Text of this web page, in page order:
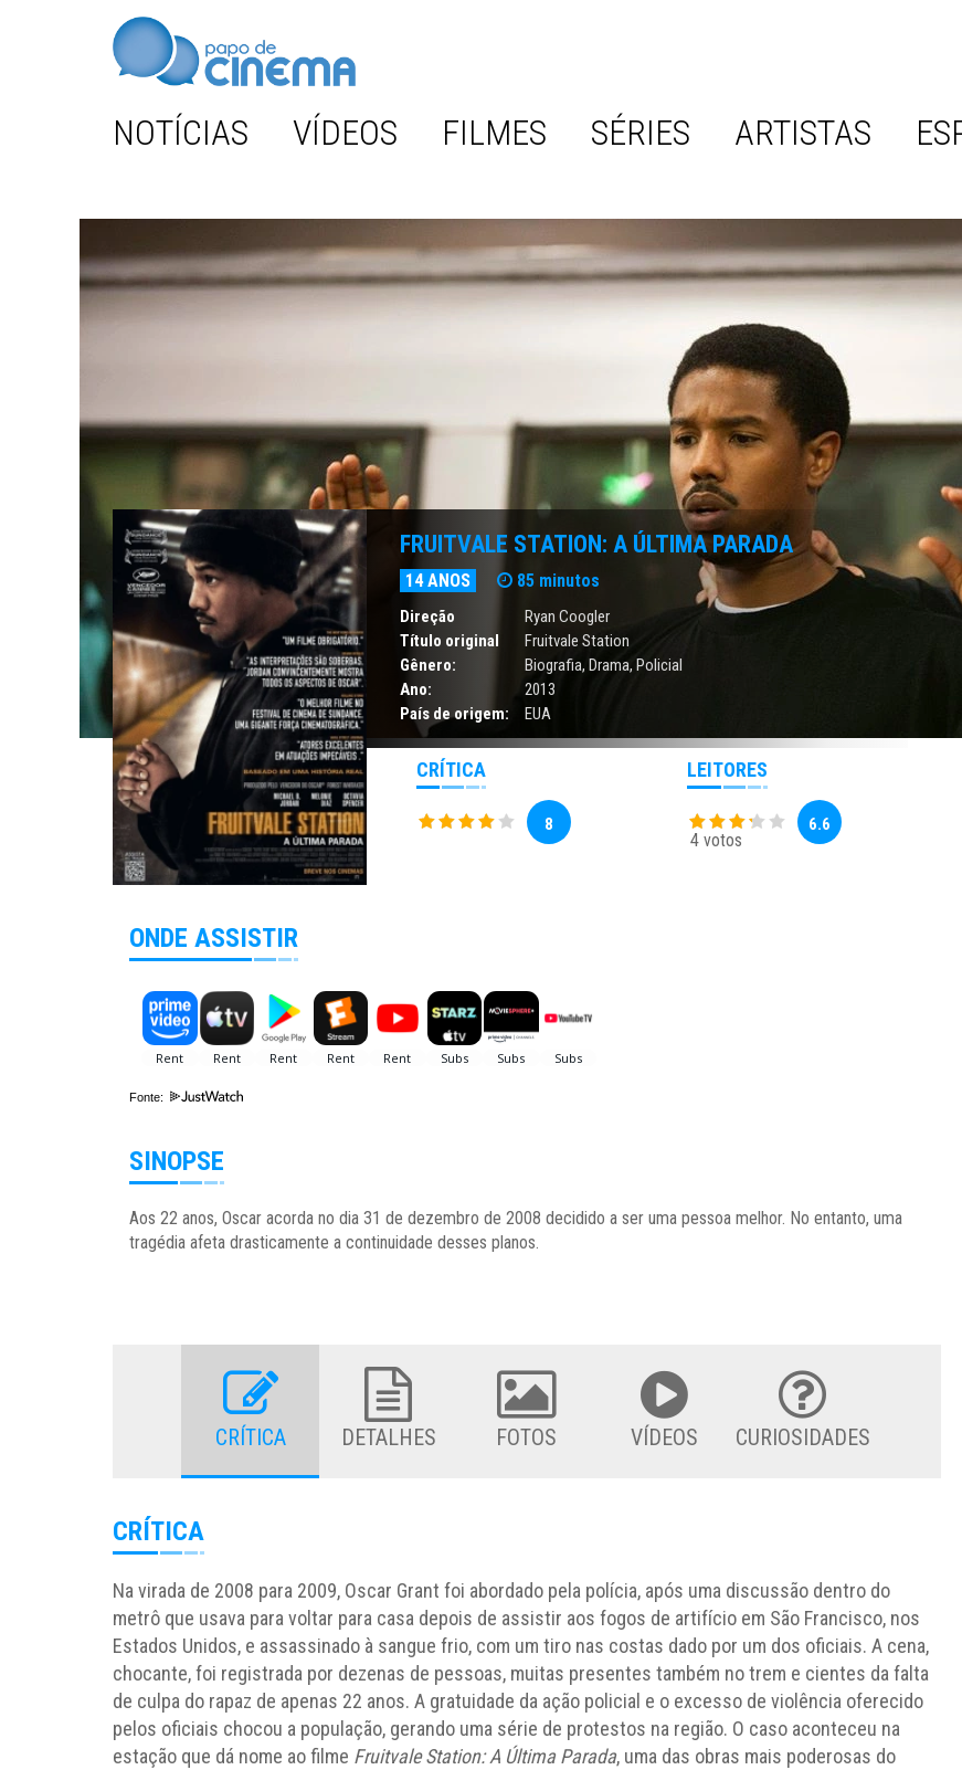
NOTÍCIAS VÍDEOS FILMES SÉRIES ARTISTAS
FRUITVALE STATION: A ÚLTIMA PARADA
14 ANOS 85 minutos
Direção
Ryan Coogler
Título original
Fruitvale Station
Gênero:
Biografia,Drama,Policial
Ano:
2013
País de origem:
EUA
CRÍTICA
8
LEITORES
4 votos
6.6
ONDE ASSISTIR
Fonte:
SINOPSE
Aos 22 anos, Oscar acorda no dia 31 de dezembro de 2008 decidido a ser uma pessoa melhor. No entanto, uma
tragédia afeta drasticamente a continuidade desses planos.
CRÍTICA DETALHES FOTOS VÍDEOS CURIOSIDADES
CRÍTICA
Na virada de 2008 para 2009, Oscar Grant foi abordado pela polícia, após uma discussão dentro do
metrô que usava para voltar para casa depois de assistir aos fogos de artifício em São Francisco, nos
Estados Unidos, e assassinado à sangue frio, com um tiro nas costas dado por um dos oficiais. A cena,
chocante, foi registrada por dezenas de pessoas, muitas presentes também no trem e cientes da falta
de culpa do rapaz de apenas 22 anos. A gratuidade da ação policial e o excesso de violência oferecido
pelos oficiais chocou a população, gerando uma série de protestos na região. O caso aconteceu na
estação que dá nome ao filme Fruitvale Station: A Última Parada, uma das obras mais poderosas do